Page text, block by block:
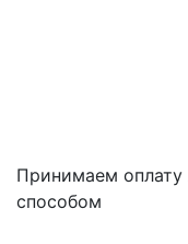
Принимаем
способом